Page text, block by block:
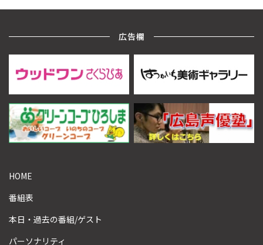
広告欄
HOME
番組表
本日・過去の番組/ゲスト
パーソナリティ